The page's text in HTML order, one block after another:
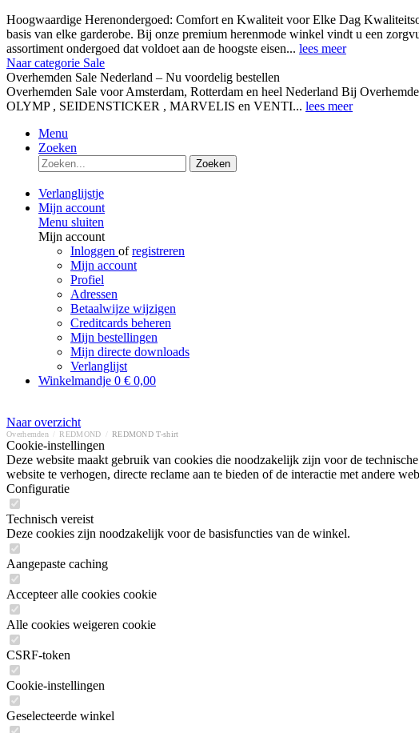
Hoogwaardige Herenondergoed: Comfort en Kwaliteit voor Elke Dag
basis van elke garderobe. Bij onze premium herenmode winkel vindt u een
assortiment ondergoed dat voldoet aan de hoogste eisen... lees meer
Naar categorie Sale
Overhemden Sale Nederland – Nu voordelig bestellen
Overhemden Sale voor Amsterdam, Rotterdam en heel Nederland Bij
OLYMP , SEIDENSTICKER , MARVELIS en VENTI... lees meer
Menu
Zoeken
Zoeken
Verlanglijstje
Mijn account
Menu sluiten
Mijn account
Inloggen ofregistreren
Mijn account
Profiel
Adressen
Betaalwijze wijzigen
Creditcards beheren
Mijn bestellingen
Mijn directe downloads
Verlanglijst
Winkelmandje 0 € 0,00
Naar overzicht
Overhemden REDMOND REDMOND T-shirt
Cookie-instellingen
Deze website maakt gebruik van cookies die noodzakelijk zijn voor de
website te verhogen, directe reclame aan te bieden of de interactie met andere
Configuratie
Technisch vereist
Deze cookies zijn noodzakelijk voor de basisfuncties van de winkel.
Aangepaste caching
Accepteer alle cookies cookie
Alle cookies weigeren cookie
CSRF-token
Cookie-instellingen
Geselecteerde winkel